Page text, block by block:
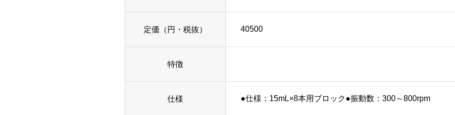
定価（円・税抜） 40500
特徴
仕様 ●仕様：15mL×8本用ブロック●振動数：300～800rpm